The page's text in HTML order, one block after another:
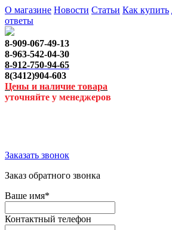
О магазине Новости Статьи Как купить
ответы
8-909-067-49-13
8-963-542-04-30
8-912-750-94-65
8(3412)904-603
Цены и наличие товара
уточняйте у менеджеров
Заказать звонок
Заказ обратного звонка
Ваше имя*
Контактный телефон